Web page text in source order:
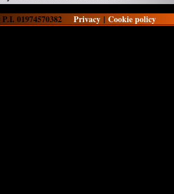
P.I. 01974570382 Privacy | Cookie policy